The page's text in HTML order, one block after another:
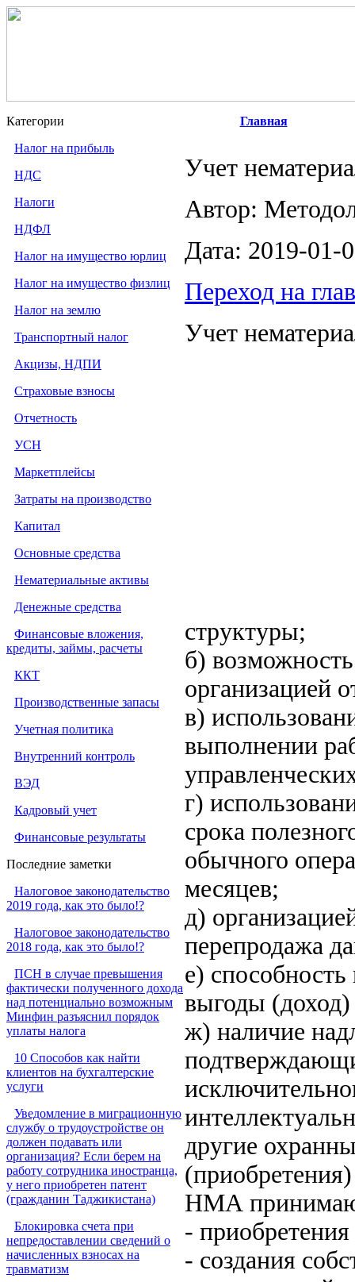
Категории
Налог на прибыль
НДС
Налоги
НДФЛ
Налог на имущество юрлиц
Налог на имущество физлиц
Налог на землю
Транспортный налог
Акцизы, НДПИ
Страховые взносы
Отчетность
УСН
Маркетплейсы
Затраты на производство
Капитал
Основные средства
Нематериальные активы
Денежные средства
Финансовые вложения,
кредиты, займы, расчеты
ККТ
Производственные запасы
Учетная политика
Внутренний контроль
ВЭД
Кадровый учет
Финансовые результаты
Последние заметки
Налоговое законодательство
2019 года, как это было!?
Налоговое законодательство
2018 года, как это было!?
ПСН в случае превышения
фактически полученного дохода
над потенциально возможным
Минфин разъяснил порядок
уплаты налога
10 Способов как найти
клиентов на бухгалтерские
услуги
Уведомление в миграционную
службу о трудоустройстве он
должен подавать или
организация? Если берем на
работу сотрудника иностранца,
у него приобретен патент
(гражданин Таджикистана)
Блокировка счета при
непредоставлении сведений о
начисленных взносах на
травматизм
Главная
Учет
Автор:
Дата: 2019-01-
Переход на
Учет
структуры;
б)
организацией
в)
выполнении
г)
срока
обычного
месяцев;
д)
перепродажа
е)
выгоды
ж) наличие
другие
НМА
- приобретения
- создания